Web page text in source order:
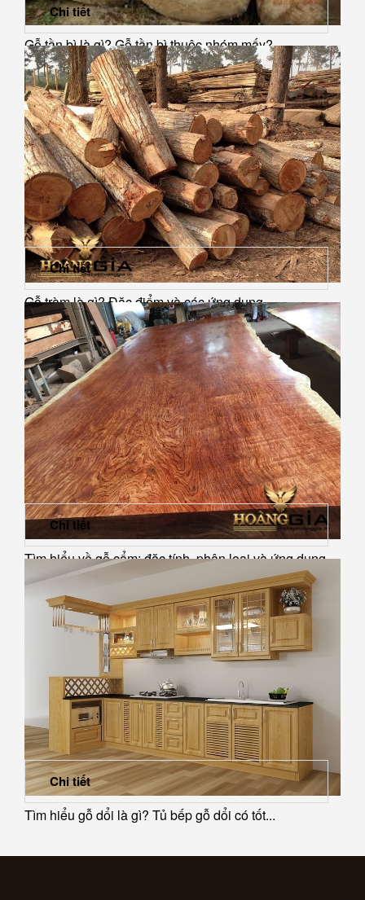
Gỗ tần bì là gì? Gỗ tần bì thuộc nhóm mấy?
Chi tiết
Gỗ tràm là gì? Đặc điểm và các ứng dụng
Chi tiết
Tìm hiểu về gỗ cẩm: đặc tính, phân loại và ứng dụng
Chi tiết
Tìm hiểu gỗ dổi là gì? Tủ bếp gỗ dổi có tốt...
Chi tiết